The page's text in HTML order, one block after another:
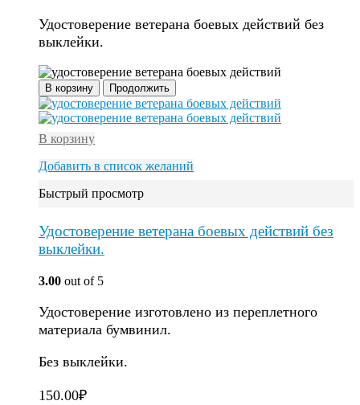
Удостоверение ветерана боевых действий без
выклейки.
В корзину Продолжить
В корзину
Добавить в список желаний
Быстрый просмотр
Удостоверение ветерана боевых действий без
выклейки.
3.00 out of 5
Удостоверение изготовлено из переплетного
материала бумвинил.
Без выклейки.
150.00₽